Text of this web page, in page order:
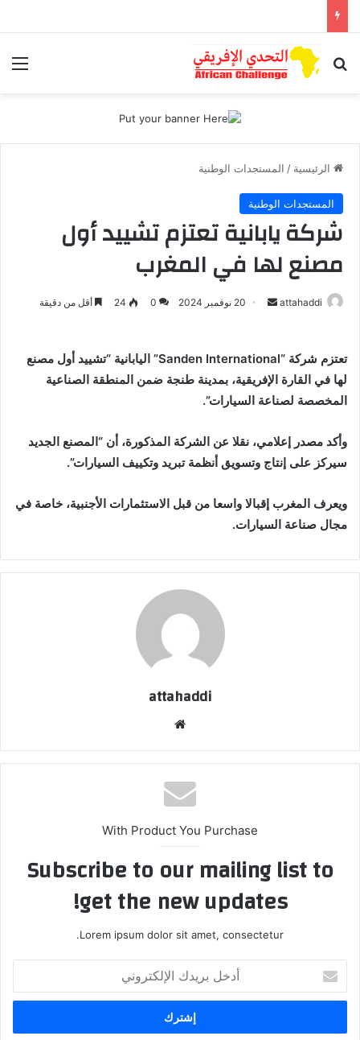
بحث عن
الرئيسية / المستجدات الوطنية
المستجدات الوطنية
شركة يابانية تعتزم تشييد أول
مصنع لها في المغرب
attahaddi
أرسل 20 نوفمبر 2024 0
24 أقل من دقيقة
تعتزم شركة “Sanden International” اليابانية “تشييد أول مصنع
لها في القارة الإفريقية، بمدينة طنجة ضمن المنطقة الصناعية
المخصصة لصناعة السيارات”.
وأكد مصدر إعلامي، نقلا عن الشركة المذكورة، أن “المصنع الجديد
سيركز على إنتاج وتسويق أنظمة تبريد وتكييف السيارات”.
ويعرف المغرب إقبالا واسعا من قبل الاستثمارات الأجنبية، خاصة في
مجال صناعة السيارات.
attahaddi
With Product You Purchase
Subscribe to our mailing list to
get the new updates!
Lorem ipsum dolor sit amet, consectetur.
بريدك
الإلكتروني